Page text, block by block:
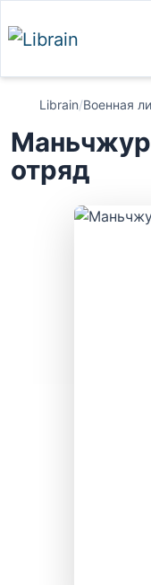
Librain/Военная
отряд